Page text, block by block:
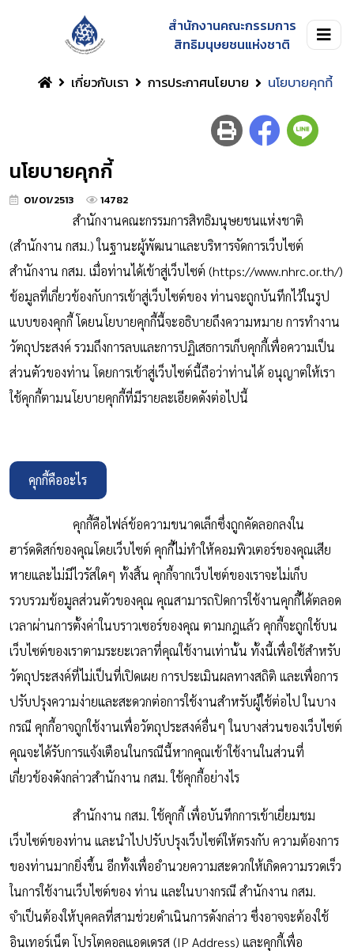
สำนักงานคณะกรรมการ
สิทธิมนุษยชนแห่งชาติ
เกี่ยวกับเรา
การประกาศนโยบาย นโยบายคุกกี้
นโยบายคุกกี้
01/01/2513 14782
สำนักงานคณะกรรมการสิทธิมนุษยชนแห่งชาติ
(สำนักงาน กสม.) ในฐานะผู้พัฒนาและบริหารจัดการเว็บไซต์
สำนักงาน กสม. เมื่อท่านได้เข้าสู่เว็บไซต์ (https://www.nhrc.or.th/)
ข้อมูลที่เกี่ยวข้องกับการเข้าสู่เว็บไซต์ของ ท่านจะถูกบันทึกไว้ในรูป
แบบของคุกกี้ โดยนโยบายคุกกี้นี้จะอธิบายถึงความหมาย การทำงาน
วัตถุประสงค์ รวมถึงการลบและการปฏิเสธการเก็บคุกกี้เพื่อความเป็น
ส่วนตัวของท่าน โดยการเข้าสู่เว็บไซต์นี้ถือว่าท่านได้ อนุญาตให้เรา
ใช้คุกกี้ตามนโยบายคุกกี้ที่มีรายละเอียดดังต่อไปนี้
คุกกี้คืออะไร
คุกกี้คือไฟล์ข้อความขนาดเล็กซึ่งถูกคัดลอกลงใน
ฮาร์ดดิสก์ของคุณโดยเว็บไซต์ คุกกี้ไม่ทำให้คอมพิวเตอร์ของคุณเสีย
หายและไม่มีไวรัสใดๆ ทั้งสิ้น คุกกี้จากเว็บไซต์ของเราจะไม่เก็บ
รวบรวมข้อมูลส่วนตัวของคุณ คุณสามารถปิดการใช้งานคุกกี้ได้ตลอด
เวลาผ่านการตั้งค่าในบราวเซอร์ของคุณ ตามกฎแล้ว คุกกี้จะถูกใช้บน
เว็บไซต์ของเราตามระยะเวลาที่คุณใช้งานเท่านั้น ทั้งนี้เพื่อใช้สำหรับ
วัตถุประสงค์ที่ไม่เป็นที่เปิดเผย การประเมินผลทางสถิติ และเพื่อการ
ปรับปรุงความง่ายและสะดวกต่อการใช้งานสำหรับผู้ใช้ต่อไป ในบาง
กรณี คุกกี้อาจถูกใช้งานเพื่อวัตถุประสงค์อื่นๆ ในบางส่วนของเว็บไซต์
คุณจะได้รับการแจ้งเตือนในกรณีนี้หากคุณเข้าใช้งานในส่วนที่
เกี่ยวข้องดังกล่าวสำนักงาน กสม. ใช้คุกกี้อย่างไร
สำนักงาน กสม. ใช้คุกกี้ เพื่อบันทึกการเข้าเยี่ยมชม
เว็บไซต์ของท่าน และนำไปปรับปรุงเว็บไซต์ให้ตรงกับ ความต้องการ
ของท่านมากยิ่งขึ้น อีกทั้งเพื่ออำนวยความสะดวกให้เกิดความรวดเร็ว
ในการใช้งานเว็บไซต์ของ ท่าน และในบางกรณี สำนักงาน กสม.
จำเป็นต้องให้บุคคลที่สามช่วยดำเนินการดังกล่าว ซึ่งอาจจะต้องใช้
อินเทอร์เน็ต โปรโตคอลแอดเดรส (IP Address) และคุกกี้เพื่อ